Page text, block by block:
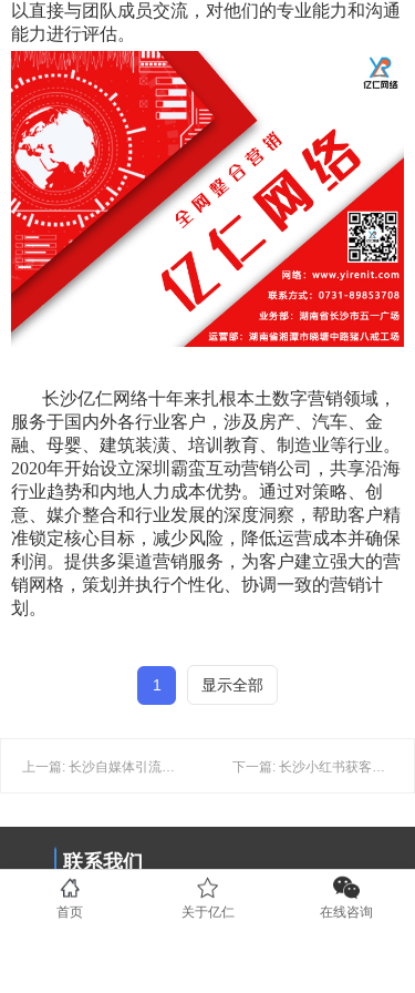
以直接与团队成员交流，对他们的专业能力和沟通
能力进行评估。
长沙亿仁网络十年来扎根本土数字营销领域，
服务于国内外各行业客户，涉及房产、汽车、金
融、母婴、建筑装潢、培训教育、制造业等行业。
2020年开始设立深圳霸蛮互动营销公司，共享沿海
行业趋势和内地人力成本优势。通过对策略、创
意、媒介整合和行业发展的深度洞察，帮助客户精
准锁定核心目标，减少风险，降低运营成本并确保
利润。提供多渠道营销服务，为客户建立强大的营
销网格，策划并执行个性化、协调一致的营销计
划。
1 显示全部
联系我们
0731-89853708
首页 关于亿仁 在线咨询